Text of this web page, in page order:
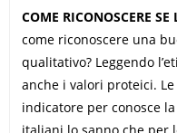
COME RICONOSCERE
come riconoscere una
qualitativo? Leggendo
anche i valori proteici.
indicatore per conosce
italiani lo sanno che per